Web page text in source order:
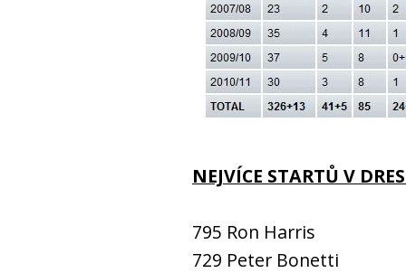
NEJVÍCE STARTŮ V
795 Ron Harris
729 Peter Bonetti